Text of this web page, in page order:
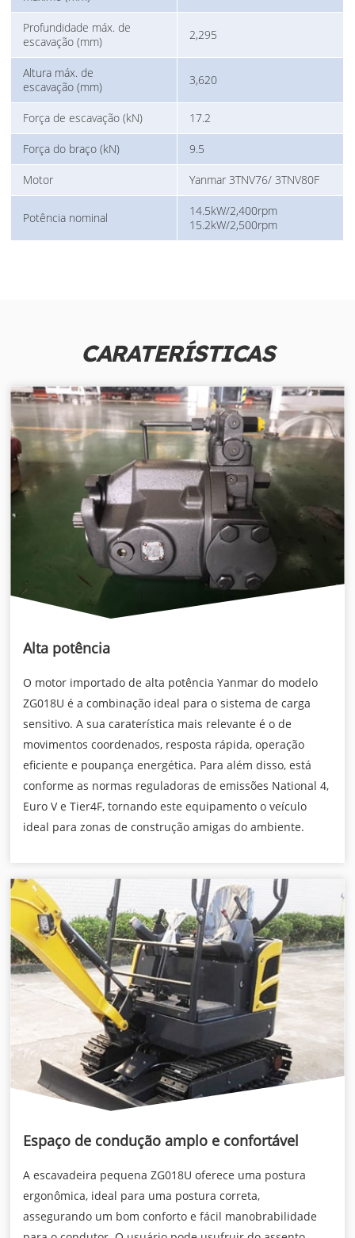
Profundidade máx. de
escavação (mm)
2,295
Altura máx. de
escavação (mm)
3,620
Força de escavação (kN) 17.2
Força do braço (kN) 9.5
Motor Yanmar 3TNV76/ 3TNV80F
Potência nominal
14.5kW/2,400rpm
15.2kW/2,500rpm
CARATERÍSTICAS
Alta potência
O motor importado de alta potência Yanmar do modelo
ZG018U é a combinação ideal para o sistema de carga
sensitivo. A sua caraterística mais relevante é o de
movimentos coordenados, resposta rápida, operação
eficiente e poupança energética. Para além disso, está
conforme as normas reguladoras de emissões National 4,
Euro V e Tier4F, tornando este equipamento o veículo
ideal para zonas de construção amigas do ambiente.
Espaço de condução amplo e confortável
A escavadeira pequena ZG018U oferece uma postura
ergonômica, ideal para uma postura correta,
assegurando um bom conforto e fácil manobrabilidade